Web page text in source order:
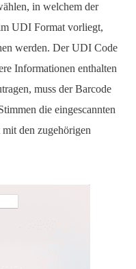
in welchem der
UDI Format vorliegt,
werden. Der UDI Code
Informationen enthalten
muss der Barcode
die eingescannten
den zugehörigen